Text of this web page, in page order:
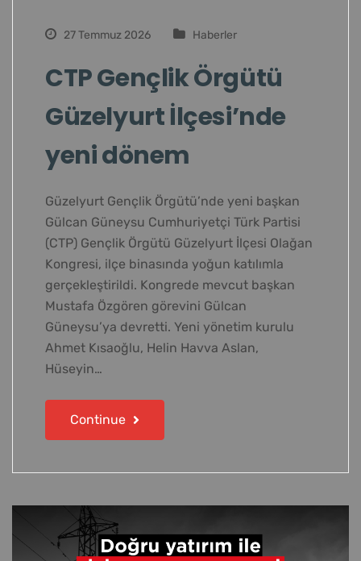
27 Temmuz 2026 Haberler
CTP Gençlik Örgütü
Güzelyurt İlçesi’nde
yeni dönem
Güzelyurt Gençlik Örgütü’nde yeni başkan
Gülcan Güneysu Cumhuriyetçi Türk Partisi
(CTP) Gençlik Örgütü Güzelyurt İlçesi Olağan
Kongresi, ilçe binasında yoğun katılımla
gerçekleştirildi. Kongrede mevcut başkan
Mustafa Özgören görevini Gülcan
Güneysu’ya devretti. Yeni yönetim kurulu
Ahmet Kısaoğlu, Helin Havva Aslan,
Hüseyin…
Continue